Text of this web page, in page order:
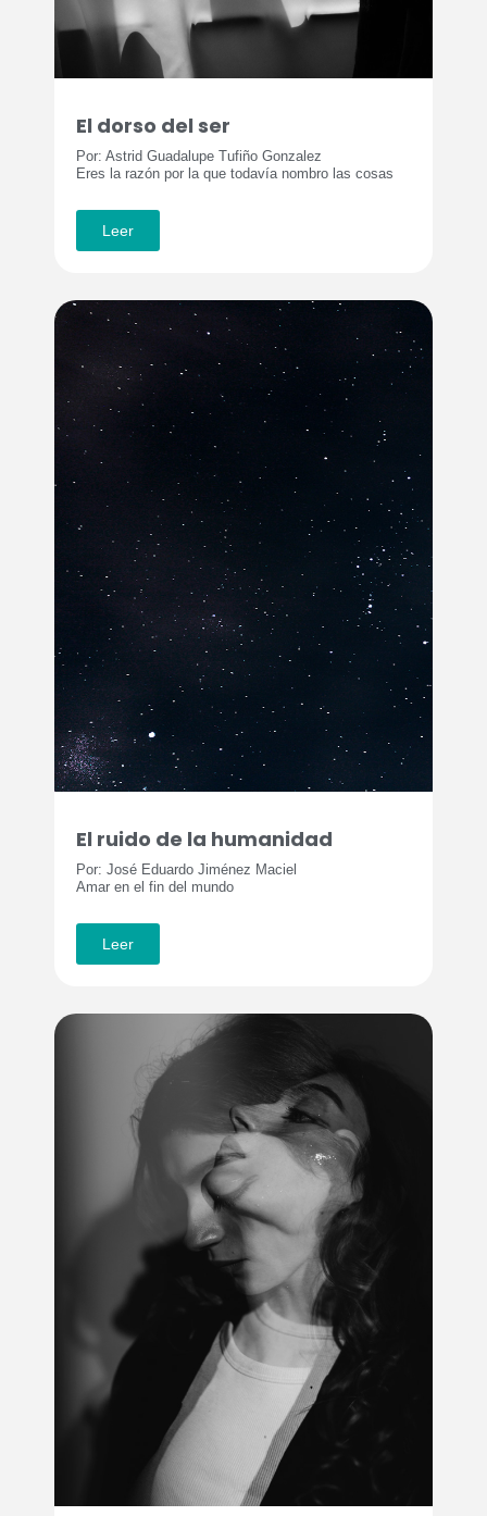
El dorso del ser
Por: Astrid Guadalupe Tufiño Gonzalez
Eres la razón por la que todavía nombro las cosas
Leer
El ruido de la humanidad
Por: José Eduardo Jiménez Maciel
Amar en el fin del mundo
Leer